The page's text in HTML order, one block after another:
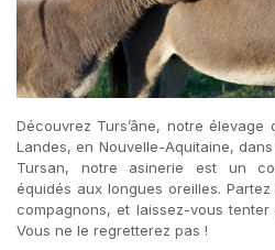
Découvrez Turs’âne, notre
Landes, en Nouvelle-Aquitaine,
Tursan, notre asinerie est un
équidés aux longues oreilles.
compagnons, et laissez-vous tenter
Vous ne le regretterez pas !